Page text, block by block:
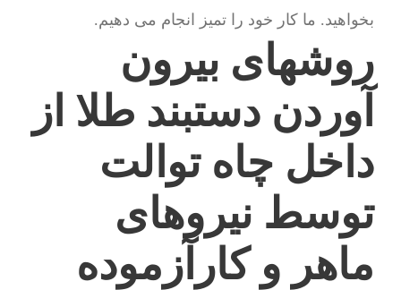
بخواهید. ما کار خود را تمیز انجام می دهیم.
روشهای بیرون
آوردن دستبند طلا از
داخل چاه توالت
توسط نیروهای
ماهر و کارآزموده